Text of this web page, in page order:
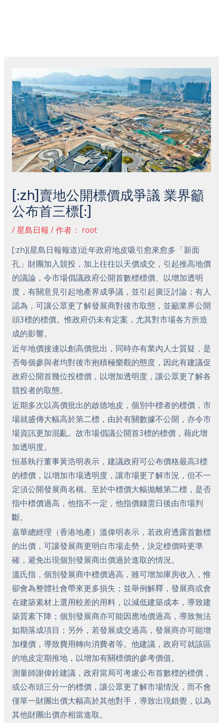
[:zh]賣地公開標價成爭議 業界籲
公布首三標[:]
/星島日報 / 作者： root
[:zh](星島日報報道)近年政府地皮吸引愈來愈多「新面
孔」財團加入競投，加上往往以天價成交，引起推高地價
的議論，令市場倡議政府公開首數標標價、以增加透明
度，有關意見引起地產界成爭議，並引起廣泛討論；有人
認為，可讓公眾更了解發展商對後市取態，並籲業界公開
頭3標的標價。惟政府仍未有定案，尤其對市場各方所造
成的影響。
近年地價接連以創高價批出，同時亦有業內人士質疑，是
否每個參與者均對後市抱積極樂觀的態度，因此有建議促
政府公開首幾位投標價，以增加透明度，讓公眾更了解各
競投者的取態。
近期多次以高價批出的啟德地皮，個別中標者的標價，市
場就盛傳大幅高於第二標，由於有關數據不公開，亦令市
場資訊更加混亂。故市場倡議公開首3標的標價，藉此增
加透明度。
恒基執行董事黃浩明表示，建議政府可公布價格最高3標
的標價，以增加市場透明度，讓市場更了解市況，但不一
定須公開發展商名稱。至於中標價大幅拋離第二標，是否
指中標價過高，他指不一定，他指價錢需日後由市場判
斷。
嘉華總經理（香港地產）溫偉明表示，若政府透露首數標
的出價，可讓發展商更明白市場走勢，決定標價時更準
確，避免出現個別發展商出價過於進取的情況。
溫氏指，個別發展商中標價過高，雖可增加庫房收入，惟
卻會為整體社會帶來更多損失；並舉例解釋，發展商或會
在建築素材上選用較差的用料，以減低建築成本，導致建
築質素下降；個別發展商亦可能因應地價過高，導致無法
如期落成項目；另外，若發展成交過高，發展商亦可能增
加樓價，導致費用轉向消費者等。他建議，政府可就該區
的地皮定期推地，以增加有關標價的參考價值。
測量師謝偉銓建議，政府當局可考慮公布首數標的標價，
或公布頭三分一的標價，讓公眾更了解市場情況，而不會
僅單一財團出價大幅高於其他對手，導致出現錯覺，以為
其他財團出價亦相當進取。